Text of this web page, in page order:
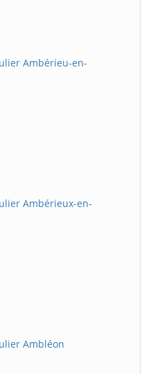
Ambérieu-en-
Ambérieux-en-
Ambléon